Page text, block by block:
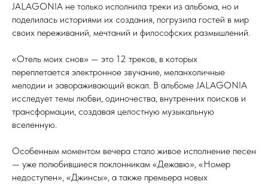
JALAGONIA не только исполнила треки из альбома, но и
поделилась историями их создания, погрузила гостей в мир
своих переживаний, мечтаний и философских размышлений.
«Отель моих снов» — это 12 треков, в которых
переплетается электронное звучание, меланхоличные
мелодии и завораживающий вокал. В альбоме JALAGONIA
исследует темы любви, одиночества, внутренних поисков и
трансформации, создавая целостную музыкальную
вселенную.
Особенным моментом вечера стало живое исполнение песен
— уже полюбившиеся поклонникам «Дежавю», «Номер
недоступен», «Джинсы», а также премьера новых